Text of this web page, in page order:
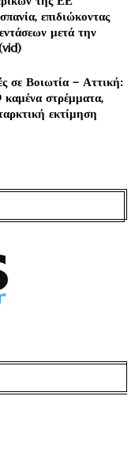
επιδιώκοντας
μετά την
σε Βοιωτία – Αττική:
στρέμματα,
εκτίμηση